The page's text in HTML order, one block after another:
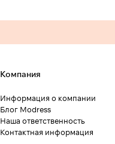
Компания
Информация о компании
Блог Modress
Наша ответственность
Контактная информация